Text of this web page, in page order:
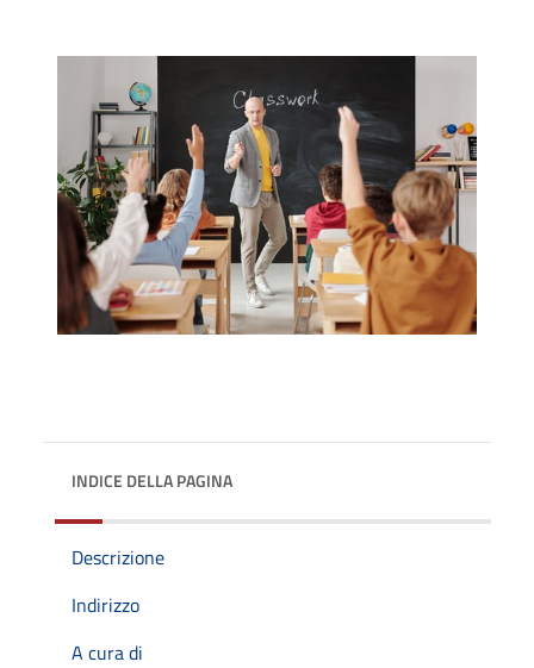
INDICE DELLA PAGINA
Descrizione
Indirizzo
A cura di